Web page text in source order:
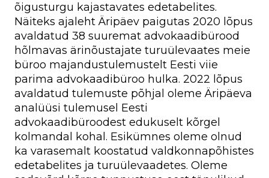
õigusturgu kajastavates edetabelites.
Näiteks ajaleht Äripäev paigutas 2020 lõpus
avaldatud 38 suuremat advokaadibürood
hõlmavas ärinõustajate turuülevaates meie
büroo majandustulemustelt Eesti viie
parima advokaadibüroo hulka. 2022 lõpus
avaldatud tulemuste põhjal oleme Äripäeva
analüüsi tulemusel Eesti
advokaadibüroodest edukuselt kõrgel
kolmandal kohal. Esikümnes oleme olnud
ka varasemalt koostatud valdkonnapõhistes
edetabelites ja turuülevaadetes. Oleme